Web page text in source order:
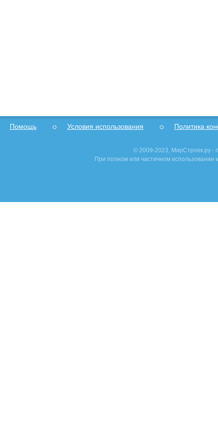
Помощь Условия использования Политика
© 2009-2023, МирСтроек.ру -
При полном или частичном использовании